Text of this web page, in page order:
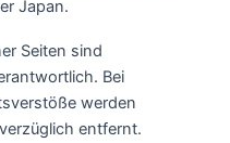
Japan.
Seiten sind
Bei
werden
entfernt.